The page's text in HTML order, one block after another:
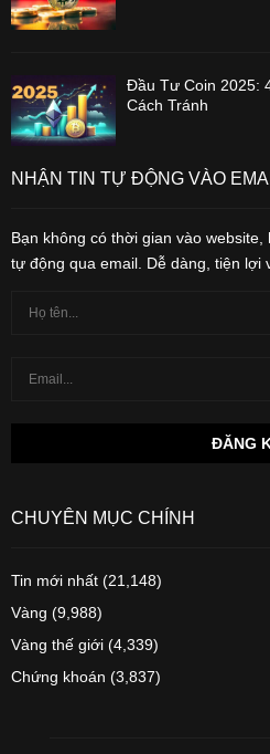
Đầu Tư Coin 2025:
Cách Tránh
NHẬN TIN TỰ ĐỘNG VÀO
Bạn không có thời gian vào
tự động qua email. Dễ dàng, tiện lợi
CHUYÊN MỤC CHÍNH
Tin mới nhất (21,148)
Vàng (9,988)
Vàng thế giới (4,339)
Chứng khoán (3,837)